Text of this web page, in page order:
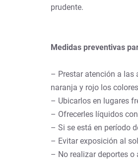
prudente.
Medidas preventivas
– Prestar atención a las
naranja y rojo los
– Ubicarlos en lugares
– Ofrecerles líquidos
– Si se está en período
– Evitar exposición al
– No realizar deportes